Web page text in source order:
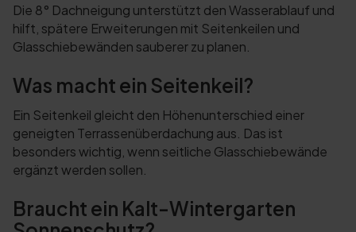
Die 8° Dachneigung unterstützt den Wasserablauf und
hilft, spätere Erweiterungen mit Seitenkeilen und
Glasschiebewänden sauberer zu planen.
Was macht ein Seitenkeil?
Ein Seitenkeil gleicht den Höhenunterschied einer
geneigten Terrassenüberdachung aus. Das ist
besonders wichtig, wenn seitliche Glasschiebewände
ergänzt werden sollen.
Braucht ein Kalt-Wintergarten